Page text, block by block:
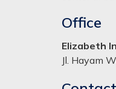
Office
Elizabeth
Jl. Hayam